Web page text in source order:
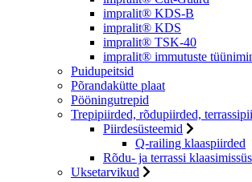
impralit® KDS-B
impralit® KDS
impralit® TSK-40
impralit® immutuste
Puidupeitsid
Põrandakütte plaat
Pööningutrepid
Trepipiirded, rõdupiirded,
Piirdesüsteemid
Q-railing klaaspiirded
Rõdu- ja terrassi
Uksetarvikud